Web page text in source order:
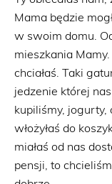
Mama będzie
w swoim domu.
mieszkania
chciałaś. Taki
jedzenie której
kupiliśmy, jogurty,
włożyłaś do
miałaś od nas
pensji, to